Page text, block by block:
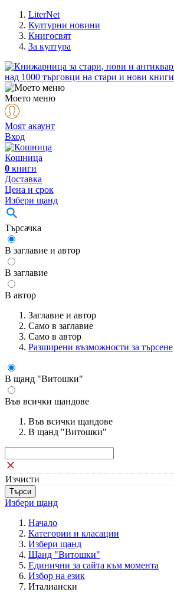
LiterNet
Културни новини
Книгосвят
За култура
над 1000 търговци на стари и нови книги
Моето меню
Моят акаунт
Вход
Кошница
0 книги
Доставка
Цена и срок
Избери щанд
Търсачка
В заглавие и автор
В заглавие
В автор
Заглавие и автор
Само в заглавие
Само в автор
Разширени възможности за търсене
В щанд "Витошки"
Във всички щандове
Във всички щандове
В щанд "Витошки"
Изчисти
Избери щанд
Начало
Категории и класации
Избери щанд
Щанд "Витошки"
Единични за сайта към момента
Избор на език
Италиански